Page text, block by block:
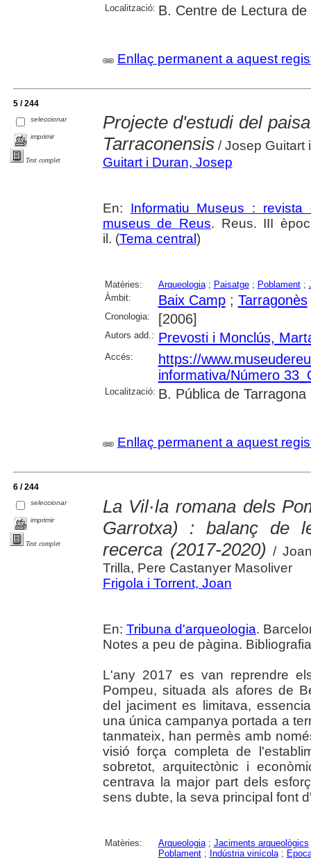
Localització: B. Centre de Lectura
Enllaç permanent a aquest
5 / 244
seleccionar
imprimir
Text complet
Projecte d'estudi del
Tarraconensis/ Josep Guitart
Guitart i Duran, Josep
En: Informatiu Museus :
museus de Reus. Reus. III
il. (Tema central)
Matèries: Arqueologia; Paisatge; Poblament;
Àmbit:
Baix Camp; Tarragonès
Cronologia: [2006]
Autors add.: Prevosti i Monclús,
Accés:
https://
informativa/Número
Localització: B. Pública de Tarragona
Enllaç permanent a aquest
6 / 244
seleccionar
imprimir
Text complet
La Vil·la romana dels
Garrotxa) : balanç de
recerca (2017-2020) /
Trilla, Pere Castanyer Masoliver
Frigola i Torrent, Joan
En: Tribuna d'arqueologia.
Notes a peu de pàgina.
L'any 2017 es van reprendre
Pompeu, situada als afores de
del jaciment es limitava,
una única campanya portada a
tanmateix, han permès amb
visió força completa de
sobretot, arquitectònic i
centrava la major part dels
sens dubte, la seva principal font
Matèries: Arqueologia; Jaciments arqueològics
Poblament; Indústria vinícola;